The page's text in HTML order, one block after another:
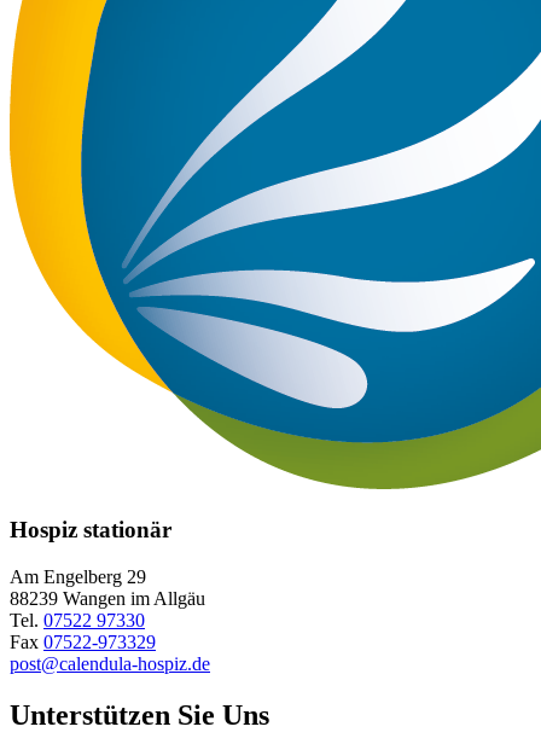
Hospiz stationär
Am Engelberg 29
88239 Wangen im Allgäu
Tel. 07522 97330
Fax 07522-973329
post@calendula-hospiz.de
Unterstützen Sie Uns